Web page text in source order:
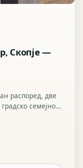
Скопје —
распоред, две
семејно